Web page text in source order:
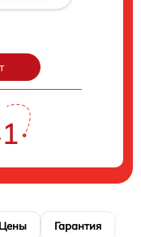
Цены Гарантия